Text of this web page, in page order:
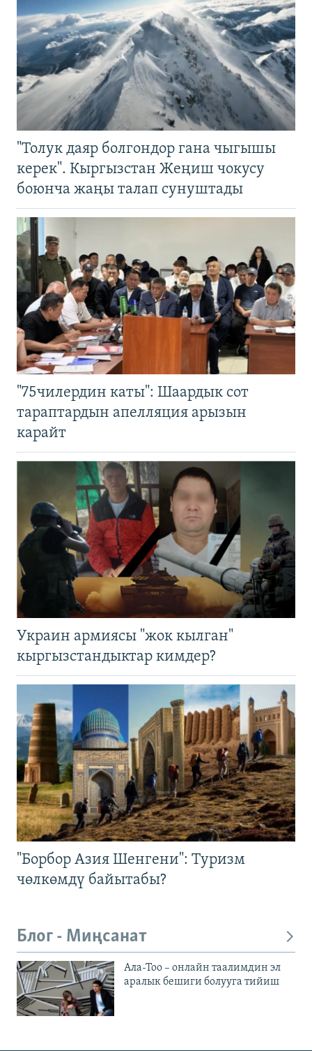
"Толук даяр болгондор гана чыгышы
керек". Кыргызстан Жеңиш чокусу
боюнча жаңы талап сунуштады
"75чилердин каты": Шаардык сот
тараптардын апелляция арызын
карайт
Украин армиясы "жок кылган"
кыргызстандыктар кимдер?
"Борбор Азия Шенгени": Туризм
чөлкөмдү байытабы?
Блог - Миңсанат
Ала-Тоо – онлайн таалимдин эл
аралык бешиги болууга тийиш